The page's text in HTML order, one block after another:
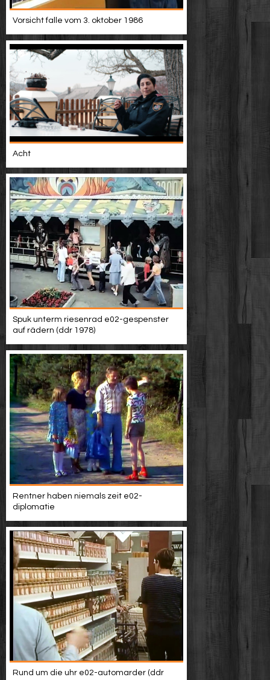
Vorsicht falle vom 3. oktober 1986
Acht
Spuk unterm riesenrad e02-gespenster
auf rädern (ddr 1978)
Rentner haben niemals zeit e02-
diplomatie
Rund um die uhr e02-automarder (ddr